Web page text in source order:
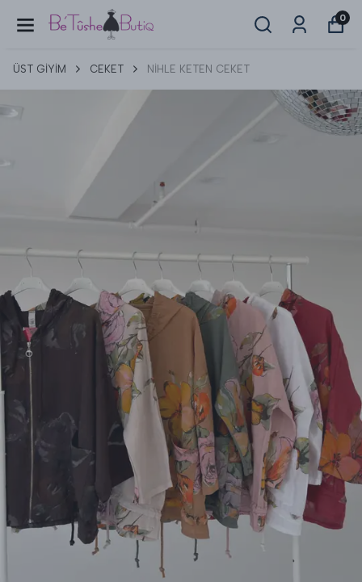
0
ÜST GİYİM CEKET NİHLE KETEN CEKET